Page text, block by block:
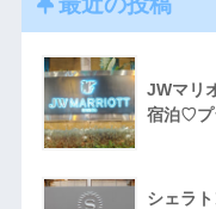
JWマリ
宿泊♡プ
シェラ